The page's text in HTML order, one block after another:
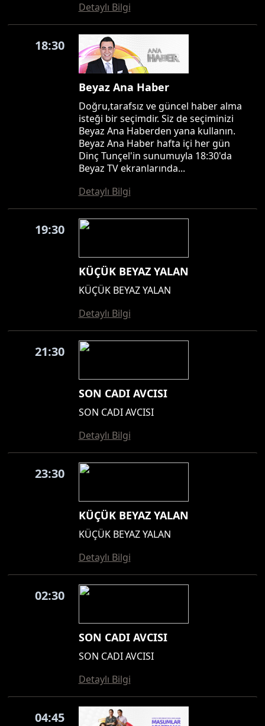
Detaylı Bilgi
18:30
Beyaz Ana Haber
Doğru,tarafsız ve güncel haber alma
isteği bir seçimdir. Siz de seçiminizi
Beyaz Ana Haberden yana kullanın.
Beyaz Ana Haber hafta içi her gün
Dinç Tunçel'in sunumuyla 18:30'da
Beyaz TV ekranlarında...
Detaylı Bilgi
19:30
KÜÇÜK BEYAZ YALAN
KÜÇÜK BEYAZ YALAN
Detaylı Bilgi
21:30
SON CADI AVCISI
SON CADI AVCISI
Detaylı Bilgi
23:30
KÜÇÜK BEYAZ YALAN
KÜÇÜK BEYAZ YALAN
Detaylı Bilgi
02:30
SON CADI AVCISI
SON CADI AVCISI
Detaylı Bilgi
04:45